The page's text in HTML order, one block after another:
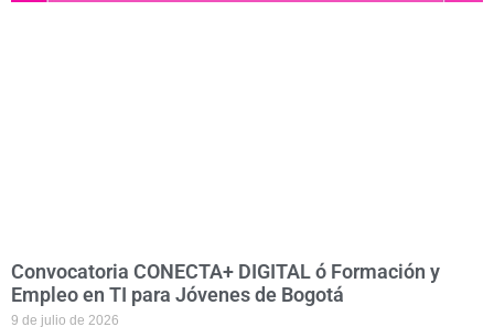
Convocatoria CONECTA+ DIGITAL ó Formación y
Empleo en TI para Jóvenes de Bogotá
9 de julio de 2026